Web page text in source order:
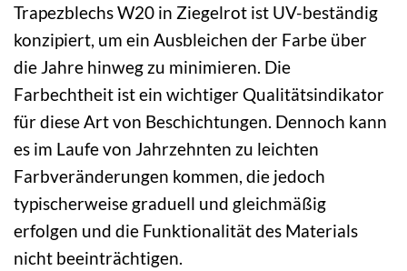
Trapezblechs W20 in Ziegelrot ist UV-beständig
konzipiert, um ein Ausbleichen der Farbe über
die Jahre hinweg zu minimieren. Die
Farbechtheit ist ein wichtiger Qualitätsindikator
für diese Art von Beschichtungen. Dennoch kann
es im Laufe von Jahrzehnten zu leichten
Farbveränderungen kommen, die jedoch
typischerweise graduell und gleichmäßig
erfolgen und die Funktionalität des Materials
nicht beeinträchtigen.